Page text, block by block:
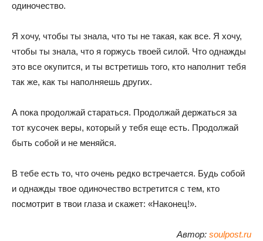
одиночество.
Я хочу, чтобы ты знала, что ты не такая, как все. Я хочу,
чтобы ты знала, что я горжусь твоей силой. Что однажды
это все окупится, и ты встретишь того, кто наполнит тебя
так же, как ты наполняешь других.
А пока продолжай стараться. Продолжай держаться за
тот кусочек веры, который у тебя еще есть. Продолжай
быть собой и не меняйся.
В тебе есть то, что очень редко встречается. Будь собой
и однажды твое одиночество встретится с тем, кто
посмотрит в твои глаза и скажет: «Наконец!».
Автор: soulpost.ru